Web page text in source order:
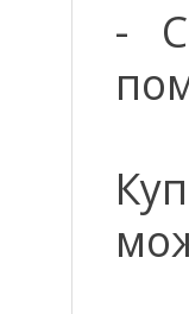
-